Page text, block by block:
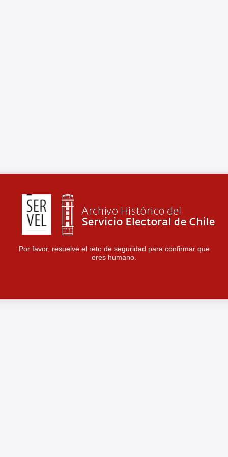
Por favor, resuelve el reto de seguridad para confirmar que
eres humano.